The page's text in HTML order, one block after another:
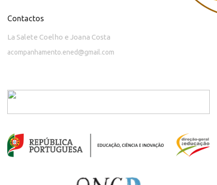
Contactos
La Salete Coelho e Joana Costa
acompanhamento.ened@gmail.com